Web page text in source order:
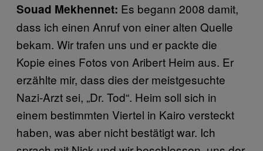
Souad Mekhennet: Es begann 2008 damit,
dass ich einen Anruf von einer alten Quelle
bekam. Wir trafen uns und er packte die
Kopie eines Fotos von Aribert Heim aus. Er
erzählte mir, dass dies der meistgesuchte
Nazi-Arzt sei, „Dr. Tod“. Heim soll sich in
einem bestimmten Viertel in Kairo versteckt
haben, was aber nicht bestätigt war. Ich